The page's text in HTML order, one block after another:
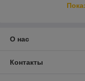
О нас
Контакты